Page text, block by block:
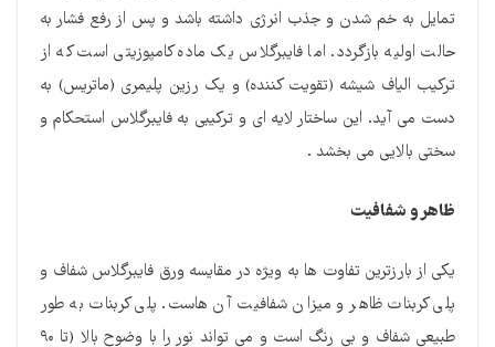
تمایل به خم شدن و جذب انرژی داشته باشد و پس از رفع فشار به
حالت اولیه بازگردد. اما فایبرگلاس یک ماده کامپوزیتی است که از
ترکیب الیاف شیشه (تقویت کننده) و یک رزین پلیمری (ماتریس) به
دست می آید. این ساختار لایه ای و ترکیبی به فایبرگلاس استحکام و
سختی بالایی می بخشد .
ظاهر و شفافیت
یکی از بارزترین تفاوت ها به ویژه در مقایسه ورق فایبرگلاس شفاف و
پلی کربنات ظاهر و میزان شفافیت آن هاست. پلی کربنات به طور
طبیعی شفاف و بی رنگ است و می تواند نور را با وضوح بالا (تا ۹۰